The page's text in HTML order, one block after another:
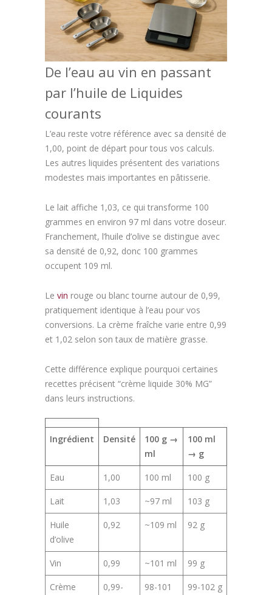
De l’eau au vin en passant
par l’huile de Liquides
courants
L’eau reste votre référence avec sa densité de
1,00, point de départ pour tous vos calculs.
Les autres liquides présentent des variations
modestes mais importantes en pâtisserie.
Le lait affiche 1,03, ce qui transforme 100
grammes en environ 97 ml dans votre doseur.
Franchement, l’huile d’olive se distingue avec
sa densité de 0,92, donc 100 grammes
occupent 109 ml.
Le vin rouge ou blanc tourne autour de 0,99,
pratiquement identique à l’eau pour vos
conversions. La crème fraîche varie entre 0,99
et 1,02 selon son taux de matière grasse.
Cette différence explique pourquoi certaines
recettes précisent “crème liquide 30% MG”
dans leurs instructions.
Ingrédient Densité
100 g →
ml
100 ml
→ g
Eau 1,00 100 ml 100 g
Lait 1,03 ~97 ml 103 g
Huile
d’olive
0,92 ~109 ml 92 g
Vin 0,99 ~101 ml 99 g
Crème
0,99-
98-101
99-102 g